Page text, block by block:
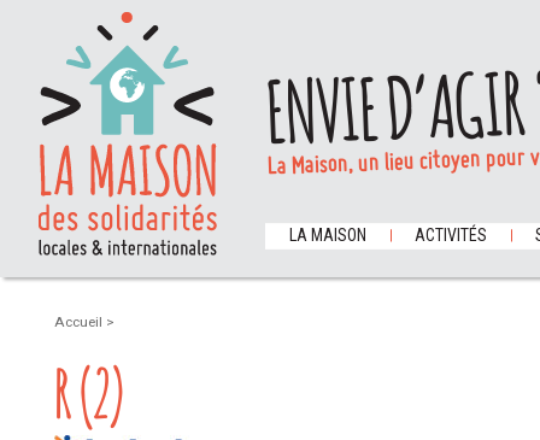
ENVIE
La Maison, un lieu citoyen
LA MAISON ACTIVITÉS
Accueil >
R (2)